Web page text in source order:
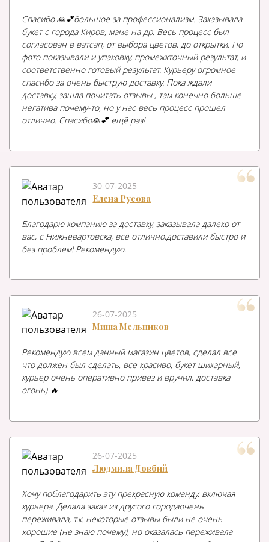
Спасибо 🙏💕большое за профессионализм. Заказывала
букет с города Киров, маме на др. Весь процесс был
согласован в ватсап, от выбора цветов, до открытки. По
фото показывали и упаковку, промежкточный результат, и
соответственно готовый результат. Курьеру огромное
спасибо за очень быструю доставку. Пока ждали
доставку, зашла почитать отзывы , там конечно больше
негатива почему-то, но у нас весь процесс прошёл
отлично. Спасибо🙏💕 ещё раз!
30-07-2025
Елена Русова
Благодарю компанию за доставку, заказывала далеко от
вас, с Нижневартовска, всё отлично,доставили быстро и
без проблем! Рекомендую.
26-07-2025
Миша Мельников
Рекомендую всем данный магазин цветов, сделал все
что должен был сделать, все красиво, букет шикарный,
курьер очень оперативно привез и вручил, доставка
огонь) 🔥
26-07-2025
Людмила Довбий
Хочу поблагодарить эту прекрасную команду, включая
курьера. Делала заказ из другого городаочень
переживала, т.к. некоторые отзывы были не очень
хорошие (не знаю почему), но оказалась переживала